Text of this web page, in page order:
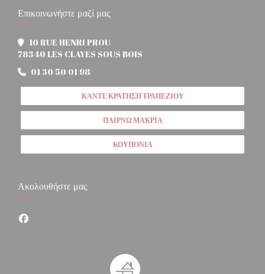
Επικοινωνήστε μαζί μας
10 RUE HENRI PROU
78340 LES CLAYES SOUS BOIS
01 30 50 01 98
ΚΆΝΤΕ ΚΡΆΤΗΣΗ ΤΡΑΠΕΖΙΟΎ
ΠΑΊΡΝΩ ΜΑΚΡΙΆ
ΚΟΥΠΌΝΙΑ
Ακολουθήστε μας
Facebook ((ανοίγει σε νέο παράθυρο))